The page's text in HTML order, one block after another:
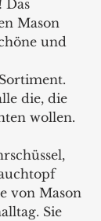
Das
Mason
und
die, die
wollen.
von Mason
Sie